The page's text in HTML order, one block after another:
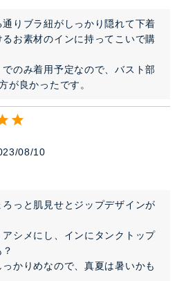
りブラ紐がしっかり隠れて下着
お素材のインに持ってこいで購
のみ着用予定なので、バスト部
が良かったです。
08/10
っと肌見せとジップデザインが
シメにし、インにタンクトップ
かりめなので、真夏は暑いかも